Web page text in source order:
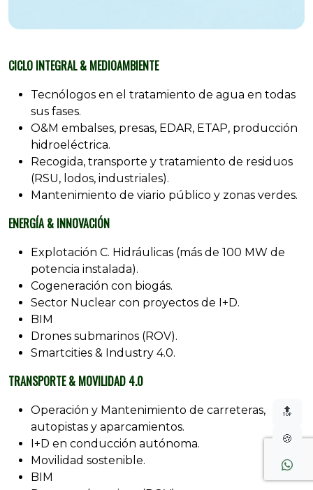
CICLO INTEGRAL & MEDIOAMBIENTE
Tecnólogos en el tratamiento de agua en todas
sus fases.
O&M embalses, presas, EDAR, ETAP, producción
hidroeléctrica.
Recogida, transporte y tratamiento de residuos
(RSU, lodos, industriales).
Mantenimiento de viario público y zonas verdes.
ENERGÍA & INNOVACIÓN
Explotación C. Hidráulicas (más de 100 MW de
potencia instalada).
Cogeneración con biogás.
Sector Nuclear con proyectos de I+D.
BIM
Drones submarinos (ROV).
Smartcities & Industry 4.0.
TRANSPORTE & MOVILIDAD 4.0
Operación y Mantenimiento de carreteras,
autopistas y aparcamientos.
I+D en conducción autónoma.
Movilidad sostenible.
BIM
🔝
🍪